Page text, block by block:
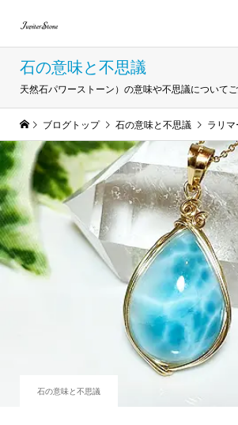
石の意味と不思議
天然石パワーストーン）の意味や不思議についてご
ブログトップ 石の意味と不思議 ラリマーの効
石の意味と不思議